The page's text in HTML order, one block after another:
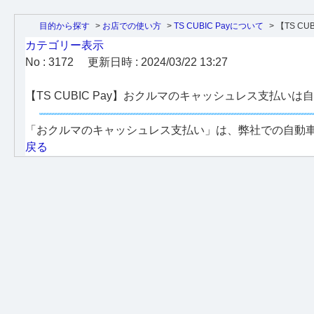
目的から探す > お店での使い方 > TS CUBIC Payについて > 【TS
カテゴリー表示
No : 3172
更新日時 : 2024/03/22 13:27
【TS CUBIC Pay】おクルマのキャッシュレス支払いは
「おクルマのキャッシュレス支払い」は、弊社での自
戻る